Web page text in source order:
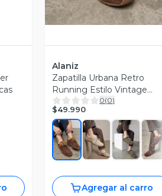
Alaniz
Zapatilla Urbana Retro
Running Estilo Vintage
Mujer
0(0)
$49.990
Agregar al carro